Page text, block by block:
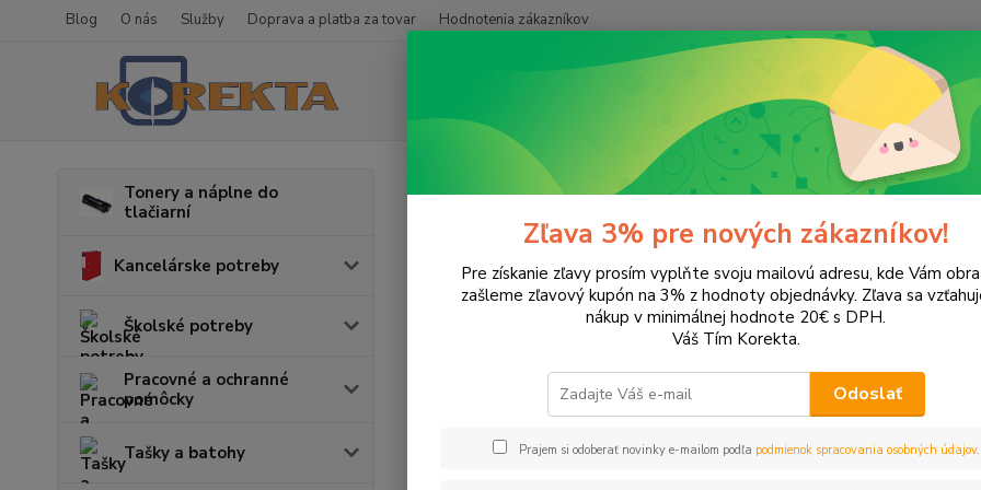
Blog O nás Služby Doprava a platba za tovar Hodnotenia zákazníkov
Tonery a náplne do
tlačiarní
Kancelárske potreby
Školské potreby
Pracovné a ochranné
pomôcky
Tašky a batohy
Tonery a náplne do tlačiarní Hewlett Packard HP LaserJet
LaserJet 1005
Upresniť parametre
EUR Od
Zľava 3% pre nových zákazníkov!
Pre získanie zľavy prosím vyplňte svoju mailovú adresu, kde Vám
zašleme zľavový kupón na 3% z hodnoty objednávky. Zľava sa
nákup v minimálnej hodnote 20€ s DPH.
Váš Tím Korekta.
Odoslať
Prajem si odoberať novinky e-mailom podľa podmienok spracovania osobných údajov.